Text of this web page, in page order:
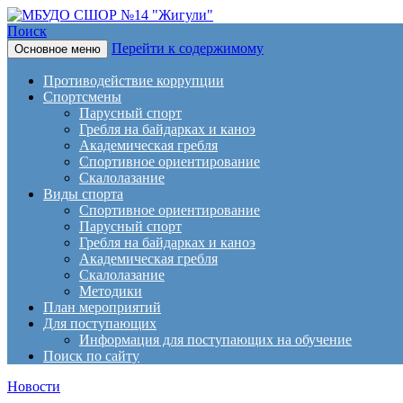
МБУДО СШОР №14
Поиск
Основное меню Перейти к содержимому
Противодействие коррупции
Спортсмены
Парусный спорт
Гребля на байдарках и каноэ
Академическая гребля
Спортивное ориентирование
Скалолазание
Виды спорта
Спортивное ориентирование
Парусный спорт
Гребля на байдарках и каноэ
Академическая гребля
Скалолазание
Методики
План мероприятий
Для поступающих
Информация для поступающих на обучение
Поиск по сайту
Новости